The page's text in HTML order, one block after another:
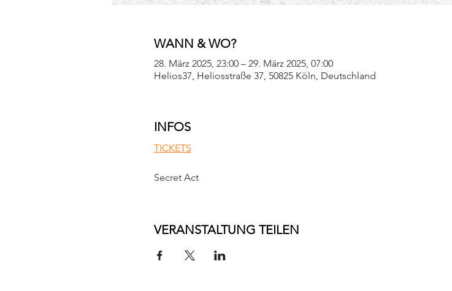
WANN & WO?
28. März 2025, 23:00 – 29. März 2025, 07:00
Helios37, Heliosstraße 37, 50825 Köln, Deutschland
INFOS
TICKETS
Secret Act
VERANSTALTUNG TEILEN